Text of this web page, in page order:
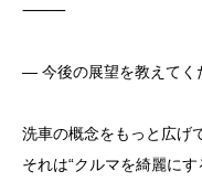
⸻
― 今後の展望を教えてく
洗車の概念をもっと広げ
それは“クルマを綺麗に